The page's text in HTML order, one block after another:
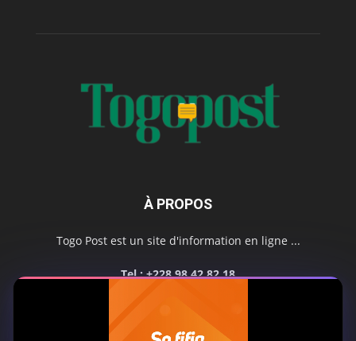
À PROPOS
Togo Post est un site d'information en ligne ...
Tel : +228 98 42 82 18